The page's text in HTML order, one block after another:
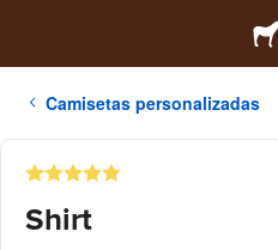
Camisetas personalizadas
Shirt